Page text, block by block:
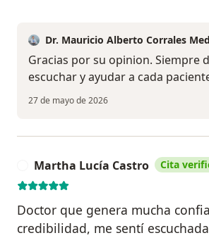
Dr. Mauricio Alberto Corrales
Gracias por su opinion. Siempre
escuchar y ayudar a cada
27 de mayo de 2026
Martha Lucía Castro Cita
Doctor que genera mucha
credibilidad, me sentí